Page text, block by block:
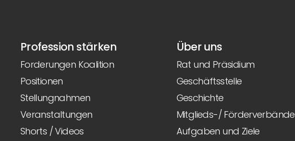
Profession stärken
Forderungen Koalition
Positionen
Stellungnahmen
Veranstaltungen
Shorts / Videos
Über uns
Rat und Präsidium
Geschäftsstelle
Geschichte
Mitglieds-/ Förderverbände
Aufgaben und Ziele